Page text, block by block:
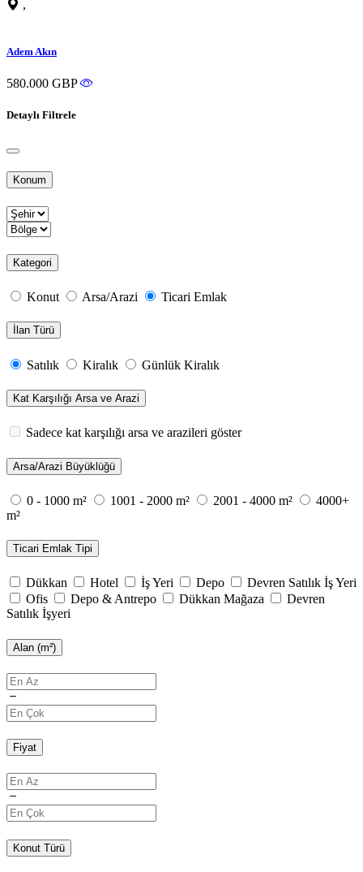
,
Adem Akın
580.000 GBP
Detaylı Filtrele
Konum
Kategori
Konut Arsa/Arazi Ticari Emlak
İlan Türü
Satılık Kiralık Günlük Kiralık
Kat Karşılığı Arsa ve Arazi
Sadece kat karşılığı arsa ve arazileri göster
Arsa/Arazi Büyüklüğü
0 - 1000 m² 1001 - 2000 m² 2001 - 4000 m²
4000+
m²
Ticari Emlak Tipi
Dükkan Hotel İş Yeri Depo
Devren Satılık İş Yeri
Ofis
Depo & Antrepo Dükkan Mağaza
Devren
Satılık İşyeri
Alan (m²)
Fiyat
Konut Türü